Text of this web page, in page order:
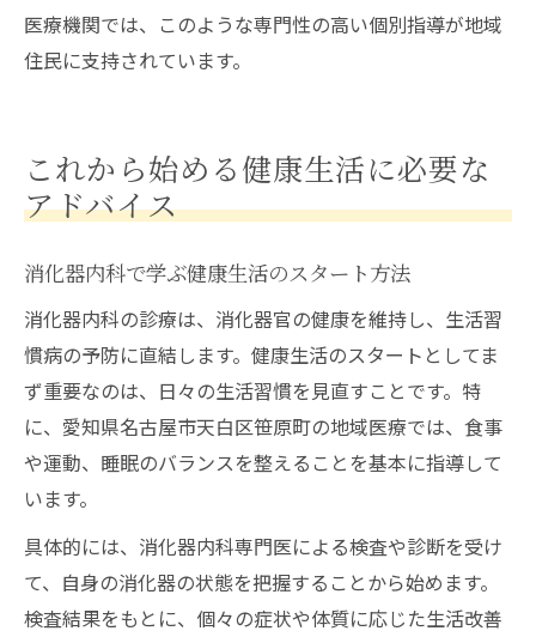
医療機関では、このような専門性の高い個別指導が地域
住民に支持されています。
これから始める健康生活に必要な
アドバイス
消化器内科で学ぶ健康生活のスタート方法
消化器内科の診療は、消化器官の健康を維持し、生活習
慣病の予防に直結します。健康生活のスタートとしてま
ず重要なのは、日々の生活習慣を見直すことです。特
に、愛知県名古屋市天白区笹原町の地域医療では、食事
や運動、睡眠のバランスを整えることを基本に指導して
います。
具体的には、消化器内科専門医による検査や診断を受け
て、自身の消化器の状態を把握することから始めます。
検査結果をもとに、個々の症状や体質に応じた生活改善